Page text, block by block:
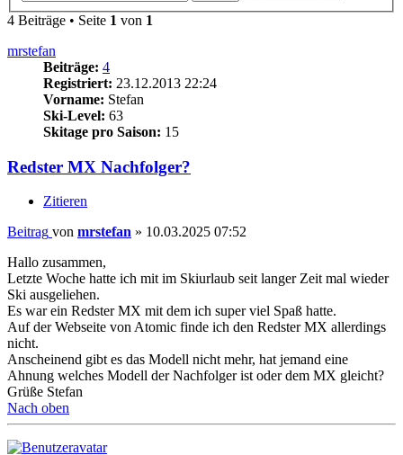
4 Beiträge • Seite 1 von 1
mrstefan
Beiträge: 4
Registriert: 23.12.2013 22:24
Vorname: Stefan
Ski-Level: 63
Skitage pro Saison: 15
Redster MX Nachfolger?
Zitieren
Beitrag von mrstefan » 10.03.2025 07:52
Hallo zusammen,
Letzte Woche hatte ich mit im Skiurlaub seit langer Zeit mal wieder
Ski ausgeliehen.
Es war ein Redster MX mit dem ich super viel Spaß hatte.
Auf der Webseite von Atomic finde ich den Redster MX allerdings
nicht.
Anscheinend gibt es das Modell nicht mehr, hat jemand eine
Ahnung welches Modell der Nachfolger ist oder dem MX gleicht?
Grüße Stefan
Nach oben